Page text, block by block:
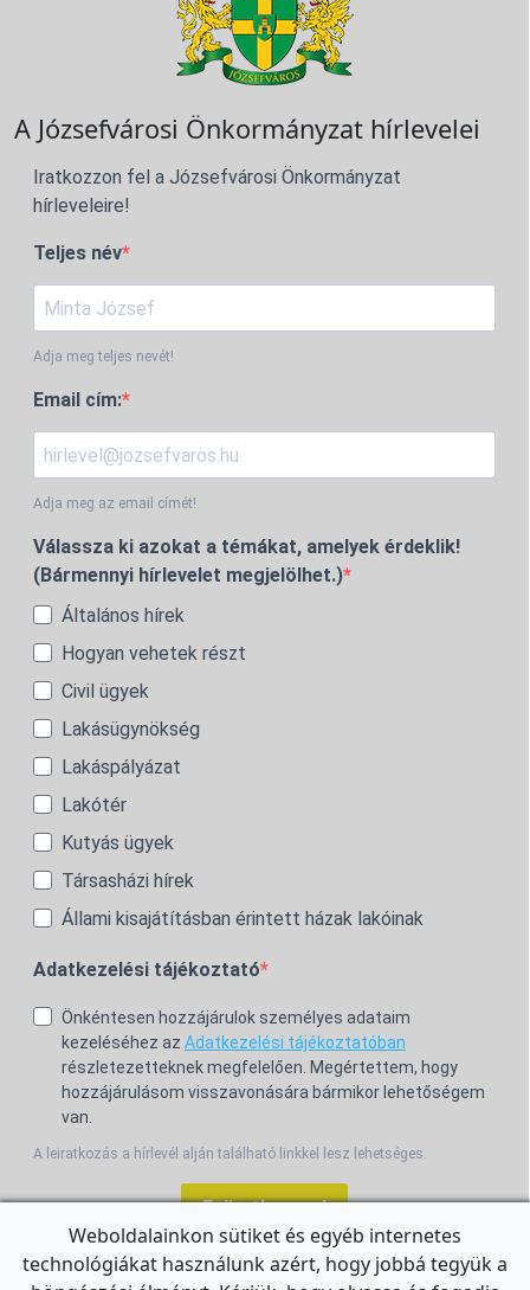
A Józsefvárosi Önkormányzat hírlevelei
Iratkozzon fel a Józsefvárosi Önkormányzat
hírleveleire!
Teljes név
Adja meg teljes nevét!
Email cím:
Adja meg az email címét!
Válassza ki azokat a témákat, amelyek érdeklik!
(Bármennyi hírlevelet megjelölhet.)
Általános hírek
Hogyan vehetek részt
Civil ügyek
Lakásügynökség
Lakáspályázat
Lakótér
Kutyás ügyek
Társasházi hírek
Állami kisajátításban érintett házak lakóinak
Adatkezelési tájékoztató
Önkéntesen hozzájárulok személyes adataim
kezeléséhez az Adatkezelési tájékoztatóban
részletezetteknek megfelelően. Megértettem, hogy
hozzájárulásom visszavonására bármikor lehetőségem
van.
A leiratkozás a hírlevél alján található linkkel lesz lehetséges.
Feliratkozom!
Weboldalainkon sütiket és egyéb internetes
technológiákat használunk azért, hogy jobbá tegyük a